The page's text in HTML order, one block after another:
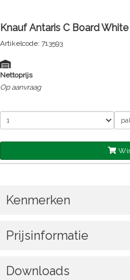
Knauf Antaris C Board
Artikelcode: 713593
Nettoprijs
Op aanvraag
Kenmerken
Prijsinformatie
Downloads